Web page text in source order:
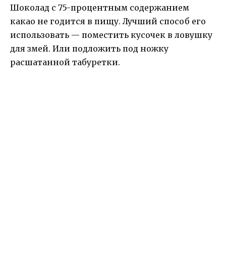
Шоколад с 75-процентным содержанием
какао не годится в пищу. Лучший способ его
использовать — поместить кусочек в ловушку
для змей. Или подложить под ножку
расшатанной табуретки.